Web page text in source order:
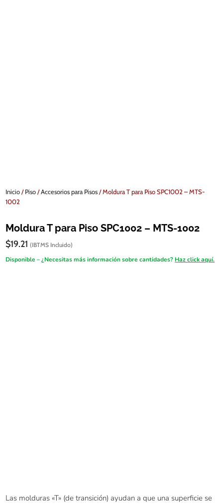
Inicio/Piso/Accesorios para Pisos/ Moldura T para Piso SPC1002 – MTS-
1002
Moldura T para Piso SPC1002 – MTS-1002
$19.21 (IBTMS Incluido)
Disponible – ¿Necesitas más información sobre cantidades? Haz click aquí.
Las molduras «T» (de transición) ayudan a que una superficie se